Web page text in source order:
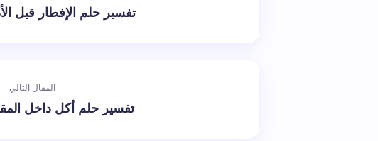
تفسير حلم الإفطار قبل
المقال التالي
تفسير حلم أكل داخل